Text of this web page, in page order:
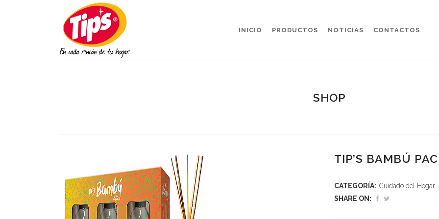
INICIO PRODUCTOS NOTICIAS CONTACTOS
SHOP
TIP’S BAMBÚ
CATEGORÍA: Cuidado del Hogar
SHARE ON: